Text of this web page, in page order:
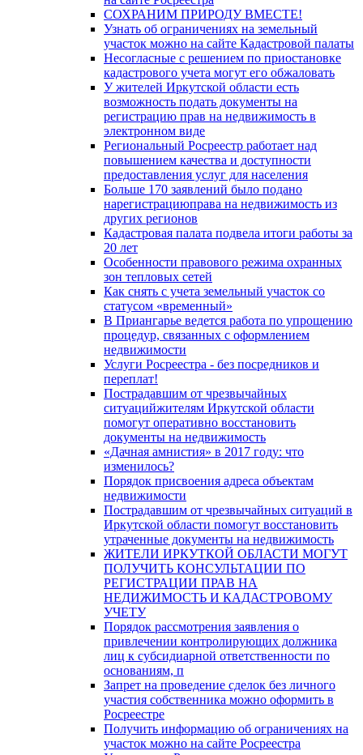
СОХРАНИМ ПРИРОДУ ВМЕСТЕ!
Узнать об ограничениях на земельный
участок можно на сайте Кадастровой палаты
Несогласные с решением по приостановке
кадастрового учета могут его обжаловать
У жителей Иркутской области есть
возможность подать документы на
регистрацию прав на недвижимость в
электронном виде
Региональный Росреестр работает над
повышением качества и доступности
предоставления услуг для населения
Больше 170 заявлений было подано
нарегистрациюправа на недвижимость из
других регионов
Кадастровая палата подвела итоги работы за
20 лет
Особенности правового режима охранных
зон тепловых сетей
Как снять с учета земельный участок со
статусом «временный»
В Приангарье ведется работа по упрощению
процедур, связанных с оформлением
недвижимости
Услуги Росреестра - без посредников и
переплат!
Пострадавшим от чрезвычайных
ситуацийжителям Иркутской области
помогут оперативно восстановить
документы на недвижимость
«Дачная амнистия» в 2017 году: что
изменилось?
Порядок присвоения адреса объектам
недвижимости
Пострадавшим от чрезвычайных ситуаций в
Иркутской области помогут восстановить
утраченные документы на недвижимость
ЖИТЕЛИ ИРКУТКОЙ ОБЛАСТИ МОГУТ
ПОЛУЧИТЬ КОНСУЛЬТАЦИИ ПО
РЕГИСТРАЦИИ ПРАВ НА
НЕДИЖИМОСТЬ И КАДАСТРОВОМУ
УЧЕТУ
Порядок рассмотрения заявления о
привлечении контролирующих должника
лиц к субсидиарной ответственности по
основаниям, п
Запрет на проведение сделок без личного
участия собственника можно оформить в
Росреестре
Получить информацию об ограничениях на
участок можно на сайте Росреестра